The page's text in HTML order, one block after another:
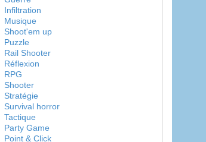
Infiltration
Musique
Shoot'em up
Puzzle
Rail Shooter
Réflexion
RPG
Shooter
Stratégie
Survival horror
Tactique
Party Game
Point & Click